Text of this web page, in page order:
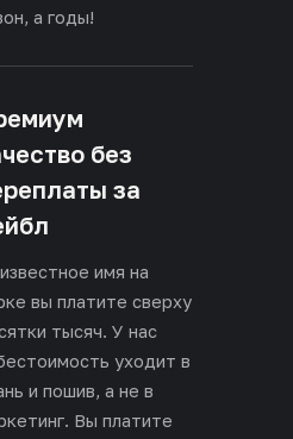
а годы!
без
за
имя на
вы платите сверху
тысяч. У нас
уходит в
и пошив, а не в
Вы платите